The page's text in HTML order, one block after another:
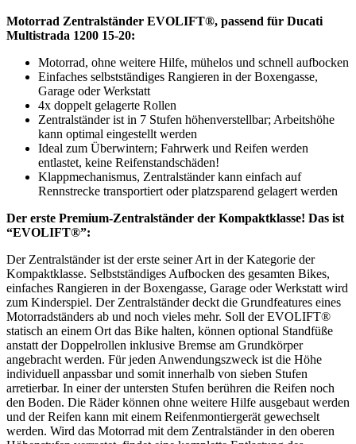
Motorrad Zentralständer EVOLIFT®, passend für Ducati
Multistrada 1200 15-20:
Motorrad, ohne weitere Hilfe, mühelos und schnell aufbocken
Einfaches selbstständiges Rangieren in der Boxengasse,
Garage oder Werkstatt
4x doppelt gelagerte Rollen
Zentralständer ist in 7 Stufen höhenverstellbar; Arbeitshöhe
kann optimal eingestellt werden
Ideal zum Überwintern; Fahrwerk und Reifen werden
entlastet, keine Reifenstandschäden!
Klappmechanismus, Zentralständer kann einfach auf
Rennstrecke transportiert oder platzsparend gelagert werden
Der erste Premium-Zentralständer der Kompaktklasse! Das ist
“EVOLIFT®”:
Der Zentralständer ist der erste seiner Art in der Kategorie der
Kompaktklasse. Selbstständiges Aufbocken des gesamten Bikes,
einfaches Rangieren in der Boxengasse, Garage oder Werkstatt wird
zum Kinderspiel. Der Zentralständer deckt die Grundfeatures eines
Motorradständers ab und noch vieles mehr. Soll der EVOLIFT®
statisch an einem Ort das Bike halten, können optional Standfüße
anstatt der Doppelrollen inklusive Bremse am Grundkörper
angebracht werden. Für jeden Anwendungszweck ist die Höhe
individuell anpassbar und somit innerhalb von sieben Stufen
arretierbar. In einer der untersten Stufen berühren die Reifen noch
den Boden. Die Räder können ohne weitere Hilfe ausgebaut werden
und der Reifen kann mit einem Reifenmontiergerät gewechselt
werden. Wird das Motorrad mit dem Zentralständer in den oberen